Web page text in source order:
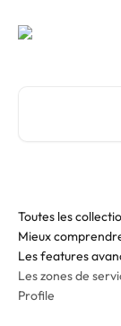
Toutes les
Mieux
Les features
Les zones de
Profile